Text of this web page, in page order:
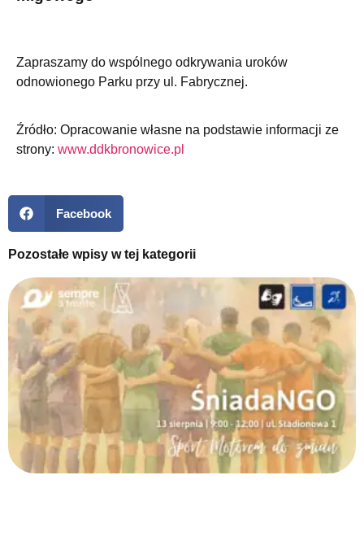
Zapraszamy do wspólnego odkrywania uroków
odnowionego Parku przy ul. Fabrycznej.
Źródło: Opracowanie własne na podstawie informacji ze
strony: www.ddkbronowice.pl
Facebook
Pozostałe wpisy w tej kategorii